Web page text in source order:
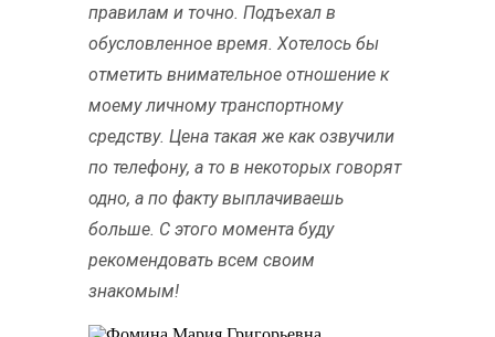
правилам и точно. Подъехал в
обусловленное время. Хотелось бы
отметить внимательное отношение к
моему личному транспортному
средству. Цена такая же как озвучили
по телефону, а то в некоторых говорят
одно, а по факту выплачиваешь
больше. С этого момента буду
рекомендовать всем своим
знакомым!